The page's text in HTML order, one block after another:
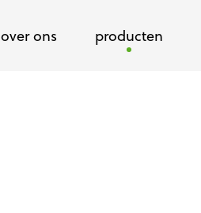
over ons producten